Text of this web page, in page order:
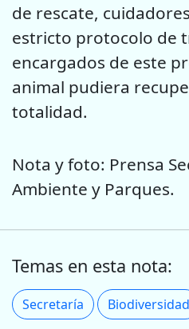
de rescate,
estricto protocolo de
encargados de este
animal pudiera
totalidad.
Nota y foto: Prensa
Ambiente y Parques.
Temas en esta nota:
Secretaría Biodiversidad